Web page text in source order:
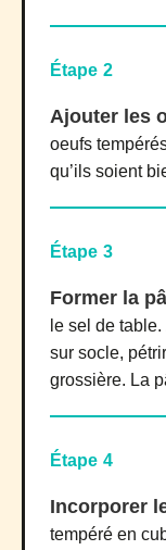
Étape 2
Ajouter les
oeufs
qu’ils soient
Étape 3
Former la
le sel de
sur socle,
grossière. La
Étape 4
Incorporer
tempéré en